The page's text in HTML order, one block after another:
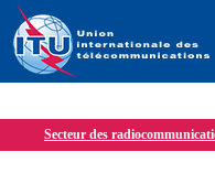
Secteur des